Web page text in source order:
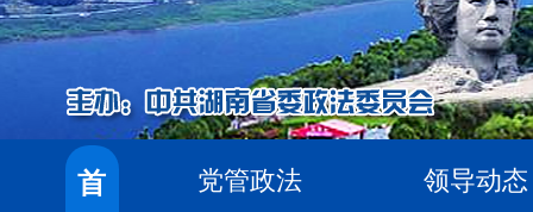
首
党管政法
领导动态